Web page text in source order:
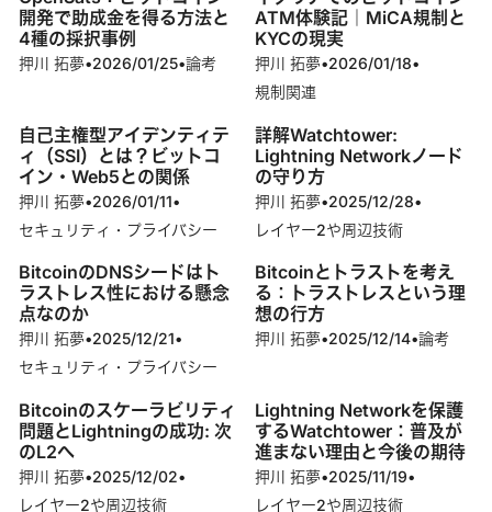
開発で助成金を得る方法と
4種の採択事例
押川 拓夢•2026/01/25•論考
ATM体験記｜MiCA規制と
KYCの現実
押川 拓夢•2026/01/18•
規制関連
自己主権型アイデンティテ
ィ（SSI）とは？ビットコ
イン・Web5との関係
押川 拓夢•2026/01/11•
セキュリティ・プライバシー
詳解Watchtower:
Lightning Networkノード
の守り方
押川 拓夢•2025/12/28•
レイヤー2や周辺技術
BitcoinのDNSシードはト
ラストレス性における懸念
点なのか
押川 拓夢•2025/12/21•
セキュリティ・プライバシー
Bitcoinとトラストを考え
る：トラストレスという理
想の行方
押川 拓夢•2025/12/14•論考
Bitcoinのスケーラビリティ
問題とLightningの成功: 次
のL2へ
押川 拓夢•2025/12/02•
レイヤー2や周辺技術
Lightning Networkを保護
するWatchtower：普及が
進まない理由と今後の期待
押川 拓夢•2025/11/19•
レイヤー2や周辺技術